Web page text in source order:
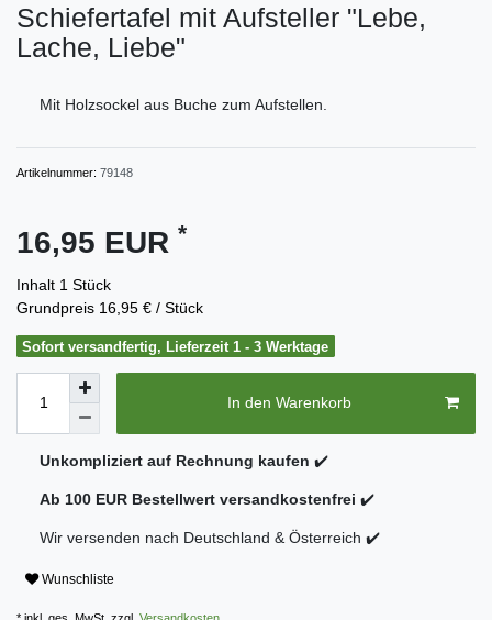
Schiefertafel mit Aufsteller "Lebe,
Lache, Liebe"
Mit Holzsockel aus Buche zum Aufstellen.
Artikelnummer: 79148
16,95 EUR *
Inhalt 1 Stück
Grundpreis 16,95 € / Stück
Sofort versandfertig, Lieferzeit 1 - 3 Werktage
In den Warenkorb
Unkompliziert auf Rechnung kaufen ✔️
Ab 100 EUR Bestellwert versandkostenfrei ✔️
Wir versenden nach Deutschland & Österreich ✔️
Wunschliste